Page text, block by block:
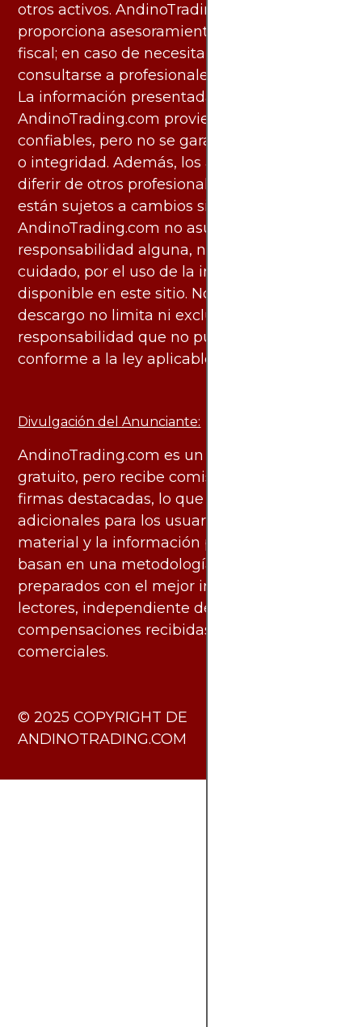
otros activos. AndinoTrading.com no
proporciona asesoramiento legal, contable o
fiscal; en caso de necesitarlo, debe
consultarse a profesionales especializados.
La información presentada por
AndinoTrading.com proviene de fuentes
confiables, pero no se garantiza su exactitud
o integridad. Además, los análisis pueden
diferir de otros profesionales calificados y
están sujetos a cambios sin previo aviso.
AndinoTrading.com no asume
responsabilidad alguna, ni deber de
cuidado, por el uso de la información
disponible en este sitio. No obstante, este
descargo no limita ni excluye ninguna
responsabilidad que no pueda ser excluida
conforme a la ley aplicable.
Divulgación del Anunciante:
AndinoTrading.com es un sitio de uso
gratuito, pero recibe comisiones de algunas
firmas destacadas, lo que no genera costos
adicionales para los usuarios. Todo el
material y la información publicados se
basan en una metodología imparcial y están
preparados con el mejor interés de los
lectores, independiente de las
compensaciones recibidas de socios
comerciales.
​© 2025 COPYRIGHT DE
ANDINOTRADING.COM